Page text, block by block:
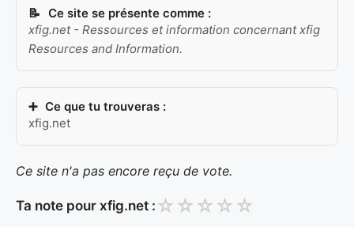
Ce site se présente comme :
xfig.net - Ressources et information concernant xfig
Resources and Information.
Ce que tu trouveras :
xfig.net
Ce site n'a pas encore reçu de vote.
Ta note pour xfig.net : ☆ ☆ ☆ ☆ ☆